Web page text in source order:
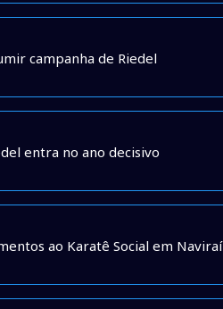
campanha de Riedel
entra no ano decisivo
ao Karatê Social em Naviraí